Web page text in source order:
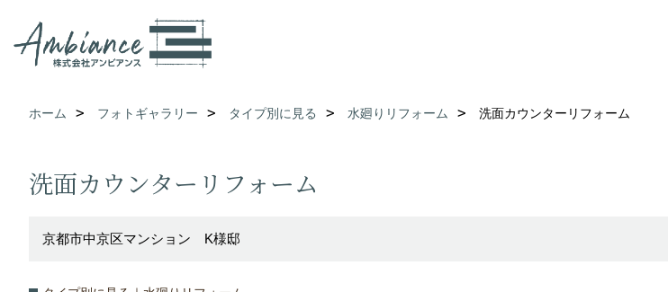
ホーム フォトギャラリー タイプ別に見る 水廻りリフォーム 洗面カウンターリフォーム
洗面カウンターリフォーム
京都市中京区マンション K様邸